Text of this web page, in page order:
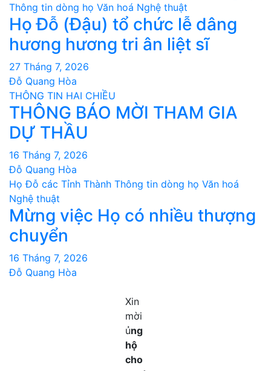
Thông tin dòng họ Văn hoá Nghệ thuật
Họ Đỗ (Đậu) tổ chức lễ dâng
hương hương tri ân liệt sĩ
27 Tháng 7, 2026
Đỗ Quang Hòa
THÔNG TIN HAI CHIỀU
THÔNG BÁO MỜI THAM GIA
DỰ THẦU
16 Tháng 7, 2026
Đỗ Quang Hòa
Họ Đỗ các Tỉnh Thành Thông tin dòng họ Văn hoá
Nghệ thuật
Mừng việc Họ có nhiều thượng
chuyển
16 Tháng 7, 2026
Đỗ Quang Hòa
Xin
mời
ủng
hộ
cho